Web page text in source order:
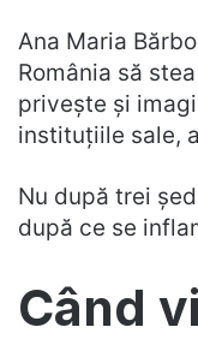
Ana Maria
România să
privește și
instituțiile sale,
Nu după trei
după ce se
Când